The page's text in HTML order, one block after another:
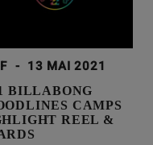
- 13 MAI 2021
BILLABONG
CAMPS
REEL &